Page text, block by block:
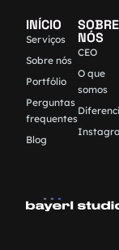
INÍCIO
Serviços
Sobre nós
Portfólio
Perguntas
frequentes
Blog
SOBRE
NÓS
CEO
O que
somos